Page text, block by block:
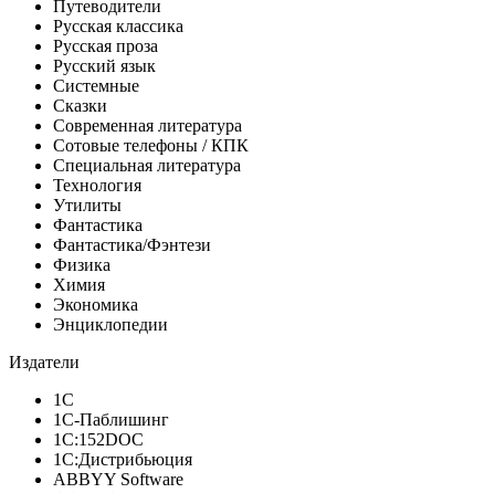
Путеводители
Русская классика
Русская проза
Русский язык
Системные
Сказки
Современная литература
Сотовые телефоны / КПК
Специальная литература
Технология
Утилиты
Фантастика
Фантастика/Фэнтези
Физика
Химия
Экономика
Энциклопедии
Издатели
1С
1С-Паблишинг
1С:152DOC
1С:Дистрибьюция
ABBYY Software